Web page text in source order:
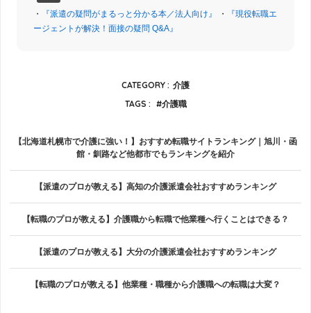
・ 『派遣の疑問がまるっと分かる本／法人向け』 ・
『現役転職エ
ージェントが解決！面接の疑問 Q&A』
CATEGORY : 介護
TAGS :
介護職
【北海道札幌市で介護に強い！】おすすめ転職サイトランキング｜旭川・函
館・釧路など他都市でもランキングを紹介
【派遣のプロが教える】高知の介護派遣会社おすすめランキング
【転職のプロが教える】介護職から転職で他業種へ行くことはできる？
【派遣のプロが教える】大分の介護派遣会社おすすめランキング
【転職のプロが教える】他業種・職種から介護職への転職は大変？